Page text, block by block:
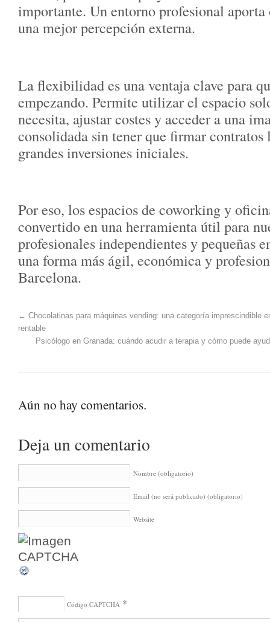
importante. Un entorno profesional
una mejor percepción externa.
La flexibilidad es una ventaja clave para
empezando. Permite utilizar el espacio
necesita, ajustar costes y acceder a una
consolidada sin tener que firmar
grandes inversiones iniciales.
Por eso, los espacios de coworking y
convertido en una herramienta útil para
profesionales independientes y pequeñas
una forma más ágil, económica y
Barcelona.
← Chocolatinas para máquinas vending: una categoría imprescindible
rentable
Psicólogo en Granada: cuándo acudir a terapia y cómo puede
Aún no hay comentarios.
Deja un comentario
Nombre (obligatorio)
Email (no será publicado) (obligatorio)
Website
Código CAPTCHA *